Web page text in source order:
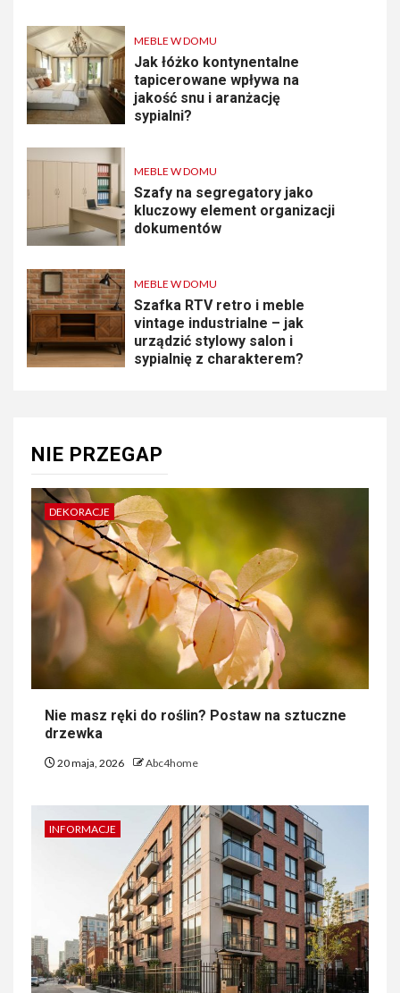
MEBLE W DOMU
Jak łóżko kontynentalne
tapicerowane wpływa na
jakość snu i aranżację
sypialni?
MEBLE W DOMU
Szafy na segregatory jako
kluczowy element organizacji
dokumentów
MEBLE W DOMU
Szafka RTV retro i meble
vintage industrialne – jak
urządzić stylowy salon i
sypialnię z charakterem?
NIE PRZEGAP
DEKORACJE
Nie masz ręki do roślin? Postaw na sztuczne
drzewka
20 maja, 2026 Abc4home
INFORMACJE